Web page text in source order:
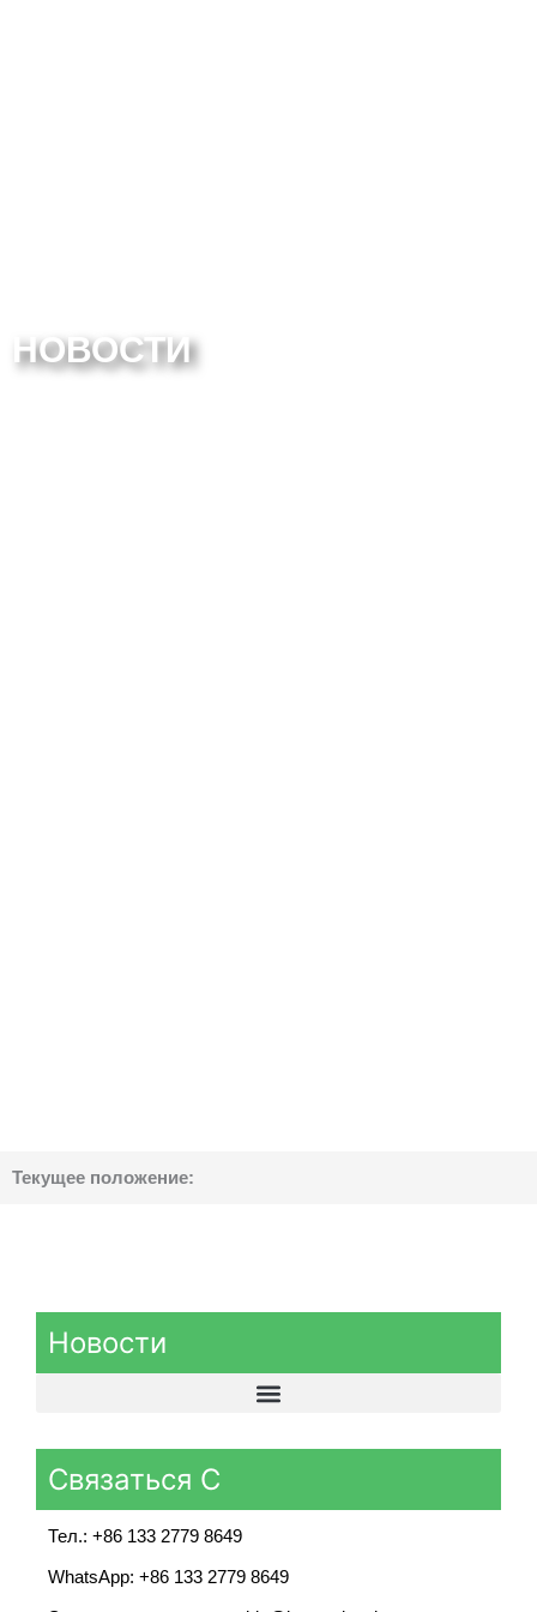
НОВОСТИ
Текущее положение:
Новости
Связаться С
Тел.: +86 133 2779 8649
WhatsApp: +86 133 2779 8649